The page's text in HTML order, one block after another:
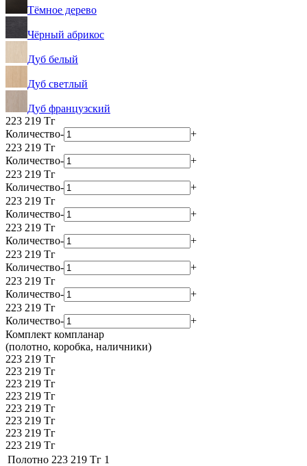
Тёмное дерево
Чёрный абрикос
Дуб белый
Дуб светлый
Дуб французский
223 219 Тг
Количество-
+
223 219 Тг
Количество-
+
223 219 Тг
Количество-
+
223 219 Тг
Количество-
+
223 219 Тг
Количество-
+
223 219 Тг
Количество-
+
223 219 Тг
Количество-
+
223 219 Тг
Количество-
+
Комплект компланар
(полотно, коробка, наличники)
223 219 Тг
223 219 Тг
223 219 Тг
223 219 Тг
223 219 Тг
223 219 Тг
223 219 Тг
223 219 Тг
Полотно 223 219 Тг 1